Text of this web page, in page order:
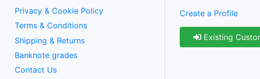
Privacy & Cookie Policy
Terms & Conditions
Shipping & Returns
Banknote grades
Contact Us
Create a Profile
Existing